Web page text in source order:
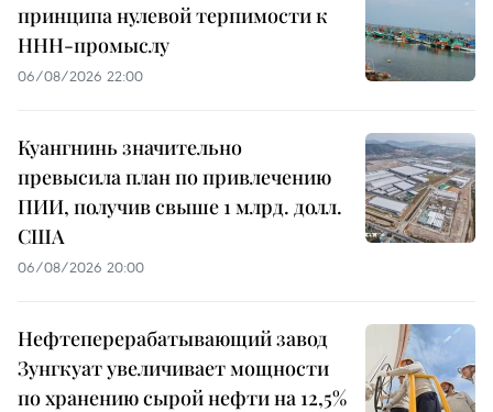
принципа нулевой терпимости к
ННН-промыслу
06/08/2026 22:00
Куангнинь значительно
превысила план по привлечению
ПИИ, получив свыше 1 млрд. долл.
США
06/08/2026 20:00
Нефтеперерабатывающий завод
Зунгкуат увеличивает мощности
по хранению сырой нефти на 12,5%